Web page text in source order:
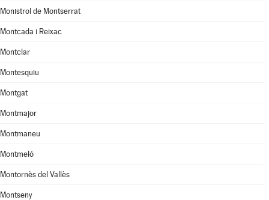
Monistrol de Montserrat
Montcada i Reixac
Montclar
Montesquiu
Montgat
Montmajor
Montmaneu
Montmeló
Montornès del Vallès
Montseny